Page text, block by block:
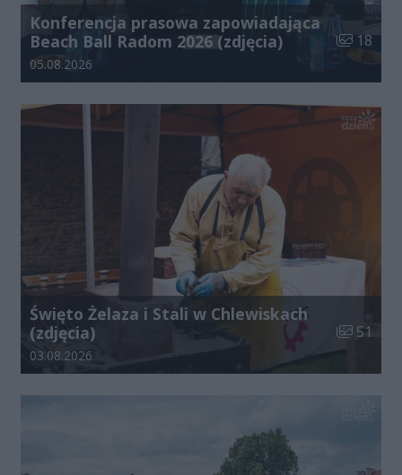
Konferencja prasowa zapowiadająca
Beach Ball Radom 2026 (zdjęcia)
Liczba
18
Data dodania galerii:
05.08.2026
Święto Żelaza i Stali w Chlewiskach
(zdjęcia)
Liczba
51
Data dodania galerii:
03.08.2026